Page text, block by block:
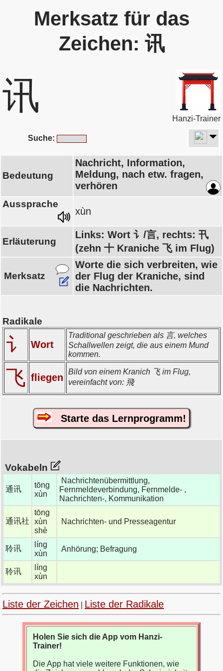
Merksatz für das
Zeichen: 讯
讯
Hanzi-Trainer
Suche:
Bedeutung
Nachricht, Information,
Meldung, nach etw. fragen,
verhören
Aussprache
xùn
Erläuterung
Links: Wort 讠/言, rechts: 卂
(zehn 十 Kraniche 飞 im Flug)
Merksatz
Worte die sich verbreiten, wie
der Flug der Kraniche, sind
die Nachrichten.
Radikale
讠 Wort
Traditional geschrieben als 言, welches
Schallwellen zeigt, die aus einem Mund
kommen.
飞 fliegen
Bild von einem Kranich 飞 im Flug,
vereinfacht von: 飛
Starte das Lernprogramm!
Vokabeln
通讯
tōng
xùn
Nachrichtenübermittlung,
Fernmeldeverbindung, Fernmelde- ,
Nachrichten-, Kommunikation
通讯社
tōng
xùn
shè
Nachrichten- und Presseagentur
聆讯
líng
xùn
Anhörung; Befragung
聆讯
líng
xùn
Liste der Zeichen Liste der Radikale
Holen Sie sich die App vom Hanzi-
Trainer!
Die App hat viele weitere Funktionen, wie